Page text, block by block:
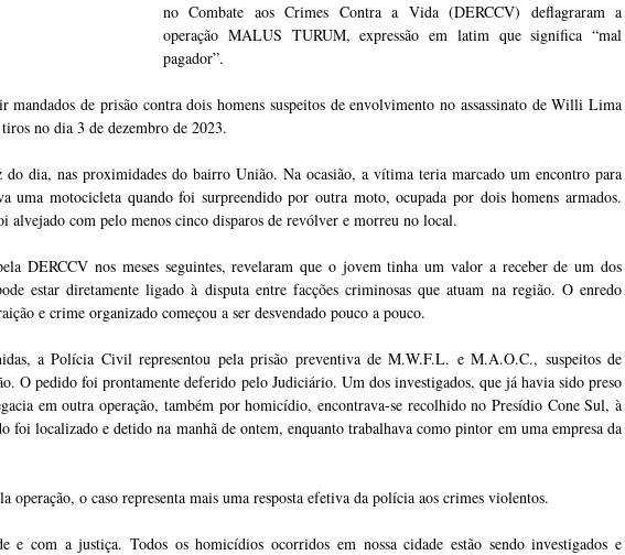
no Combate aos Crimes Contra a Vida (DERCCV) deflagraram a
operação MALUS TURUM, expressão em latim que significa “mal
pagador”.
de prisão contra dois homens suspeitos de envolvimento no assassinato de Willi Lima
no dia 3 de dezembro de 2023.
dia, nas proximidades do bairro União. Na ocasião, a vítima teria marcado um encontro para
uma motocicleta quando foi surpreendido por outra moto, ocupada por dois homens armados.
alvejado com pelo menos cinco disparos de revólver e morreu no local.
DERCCV nos meses seguintes, revelaram que o jovem tinha um valor a receber de um dos
estar diretamente ligado à disputa entre facções criminosas que atuam na região. O enredo
e crime organizado começou a ser desvendado pouco a pouco.
a Polícia Civil representou pela prisão preventiva de M.W.F.L. e M.A.O.C., suspeitos de
O pedido foi prontamente deferido pelo Judiciário. Um dos investigados, que já havia sido preso
em outra operação, também por homicídio, encontrava-se recolhido no Presídio Cone Sul, à
foi localizado e detido na manhã de ontem, enquanto trabalhava como pintor em uma empresa da
operação, o caso representa mais uma resposta efetiva da polícia aos crimes violentos.
e com a justiça. Todos os homicídios ocorridos em nossa cidade estão sendo investigados e